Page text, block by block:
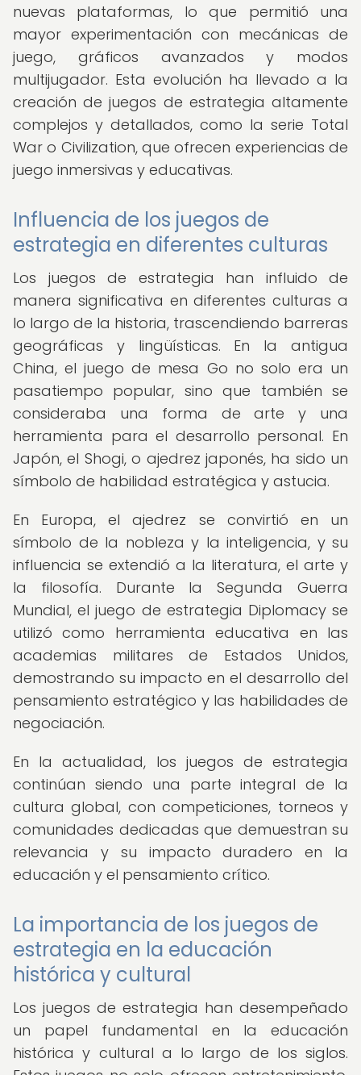
nuevas plataformas, lo que permitió una
mayor experimentación con mecánicas de
juego, gráficos avanzados y modos
multijugador. Esta evolución ha llevado a la
creación de juegos de estrategia altamente
complejos y detallados, como la serie Total
War o Civilization, que ofrecen experiencias de
juego inmersivas y educativas.
Influencia de los juegos de
estrategia en diferentes culturas
Los juegos de estrategia han influido de
manera significativa en diferentes culturas a
lo largo de la historia, trascendiendo barreras
geográficas y lingüísticas. En la antigua
China, el juego de mesa Go no solo era un
pasatiempo popular, sino que también se
consideraba una forma de arte y una
herramienta para el desarrollo personal. En
Japón, el Shogi, o ajedrez japonés, ha sido un
símbolo de habilidad estratégica y astucia.
En Europa, el ajedrez se convirtió en un
símbolo de la nobleza y la inteligencia, y su
influencia se extendió a la literatura, el arte y
la filosofía. Durante la Segunda Guerra
Mundial, el juego de estrategia Diplomacy se
utilizó como herramienta educativa en las
academias militares de Estados Unidos,
demostrando su impacto en el desarrollo del
pensamiento estratégico y las habilidades de
negociación.
En la actualidad, los juegos de estrategia
continúan siendo una parte integral de la
cultura global, con competiciones, torneos y
comunidades dedicadas que demuestran su
relevancia y su impacto duradero en la
educación y el pensamiento crítico.
La importancia de los juegos de
estrategia en la educación
histórica y cultural
Los juegos de estrategia han desempeñado
un papel fundamental en la educación
histórica y cultural a lo largo de los siglos.